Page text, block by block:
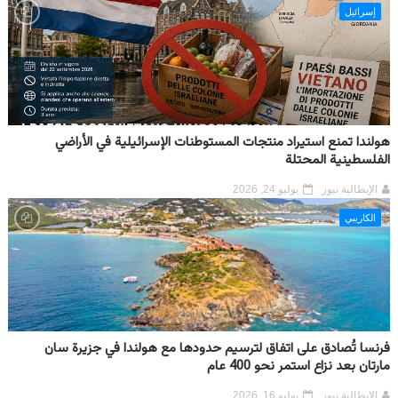
إسرائيل
هولندا تمنع استيراد منتجات المستوطنات الإسرائيلية في الأراضي
الفلسطينية المحتلة
الإيطالية نيوز يوليو 24, 2026
الكاريبي
فرنسا تُصادق على اتفاق لترسيم حدودها مع هولندا في جزيرة سان
مارتان بعد نزاع استمر نحو 400 عام
الإيطالية نيوز يوليو 16, 2026